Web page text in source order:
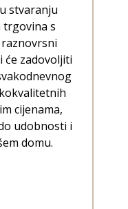
stvaranju
trgovina s
će zadovoljiti
cijenama,
udobnosti i
domu.